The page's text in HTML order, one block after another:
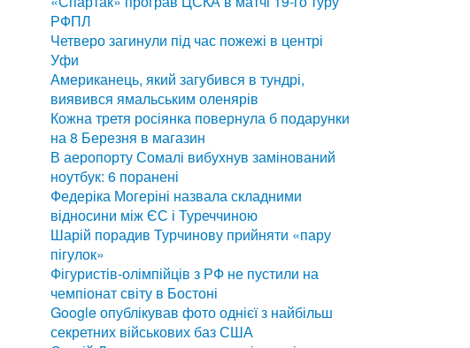
РФПЛ
Четверо загинули під час пожежі в центрі
Уфи
Американець, який загубився в тундрі,
виявився ямальським оленярів
Кожна третя росіянка повернула б подарунки
на 8 Березня в магазин
В аеропорту Сомалі вибухнув замінований
ноутбук: 6 поранені
Федеріка Могеріні назвала складними
відносини між ЄС і Туреччиною
Шарій порадив Турчинову прийняти «пару
пігулок»
Фігуристів-олімпійців з РФ не пустили на
чемпіонат світу в Бостоні
Google опублікував фото однієї з найбільш
секретних військових баз США